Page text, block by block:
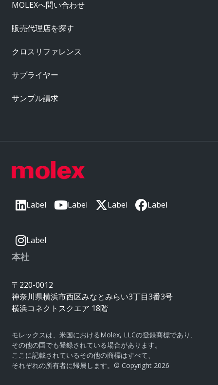
Label Label Label Label
Label
本社
〒220-0012
神奈川県横浜市西区みなとみらい3丁目3番3号
横浜コネクトスクエア 18階
モレックスは、米国におけるMolex, LLCの登録商標であり、
その他の国でも登録されている場合があります。
ここに記載されているその他の商標はすべて、
それぞれの所有者に帰属します。© Copyright 2026
MOLEXへ問い合わせ
販売代理店を探す
クロスリファレンス
サプライヤー
サンプル請求